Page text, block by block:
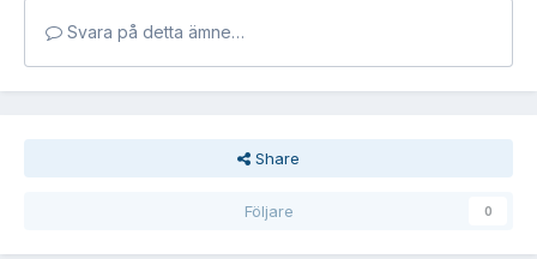
Svara på detta ämne…
Share
Följare 0